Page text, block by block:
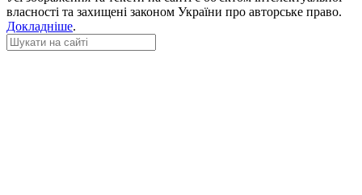
власності та захищені законом України про авторське право.
Докладніше.